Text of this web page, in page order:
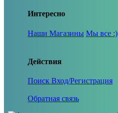
Интересно
Наши Магазины Мы все :)
Действия
Поиск Вход/Регистрация
Обратная связь